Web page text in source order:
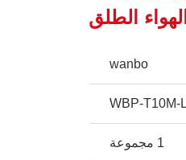
الطلق
wanbo
WBP-T10M-
1 مجموعة